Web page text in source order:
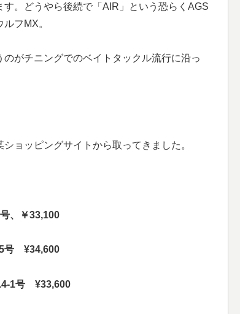
。どうやら後続で「AIR」という恐らくAGS
フMX。
がチニングでのベイトタックル流行に沿っ
ョッピングサイトから取ってきました。
、￥33,100
号 ¥34,600
1号 ¥33,600